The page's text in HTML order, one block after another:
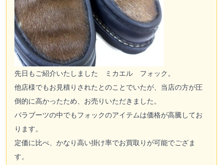
先日もご紹介いたしました ミカエル フォック。
他店様でもお見積りされたとのことでいたが、当店の方が圧
倒的に高かったため、お売りいただきました。
パラブーツの中でもフォックのアイテムは価格が高騰してお
ります。
定価に比べ、かなり高い掛け率でお買取りが可能でござま
す。